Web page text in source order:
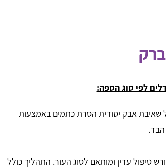
ברק
לפי סוג הספה:
שאיבת אבק יסודית הסרת כתמים באמצעות
הבד.
טיפול עדין ומותאם לסוג העור. התהליך כולל